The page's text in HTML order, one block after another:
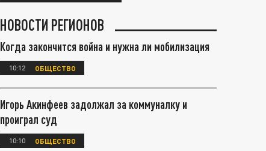
НОВОСТИ РЕГИОНОВ
Когда закончится война и нужна ли мобилизация
10:12 ОБЩЕСТВО
Игорь Акинфеев задолжал за коммуналку и
проиграл суд
10:10 ОБЩЕСТВО